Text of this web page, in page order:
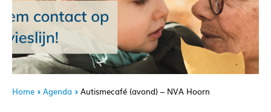
Home Agenda Autismecafé (avond) – NVA Hoorn